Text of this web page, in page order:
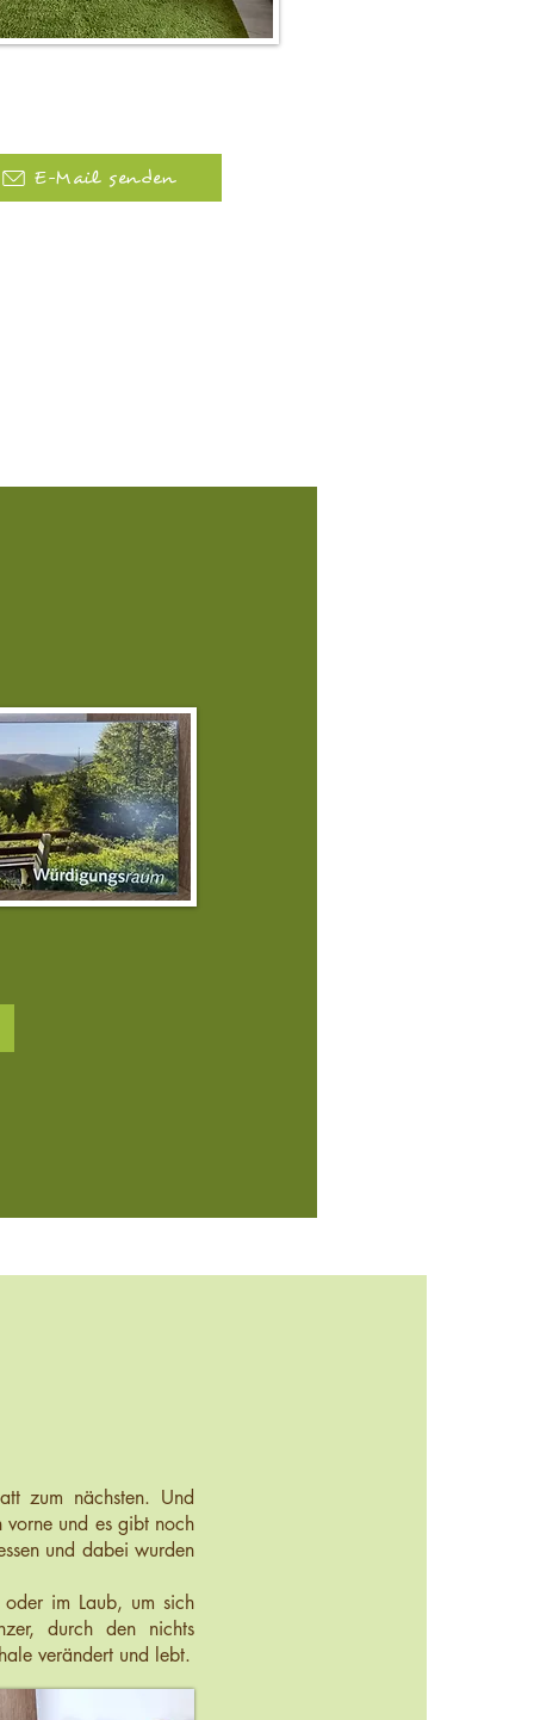
E-Mail senden
zum nächsten. Und
vorne und es gibt noch
und dabei wurden
im Laub, um sich
durch den nichts
verändert und lebt.